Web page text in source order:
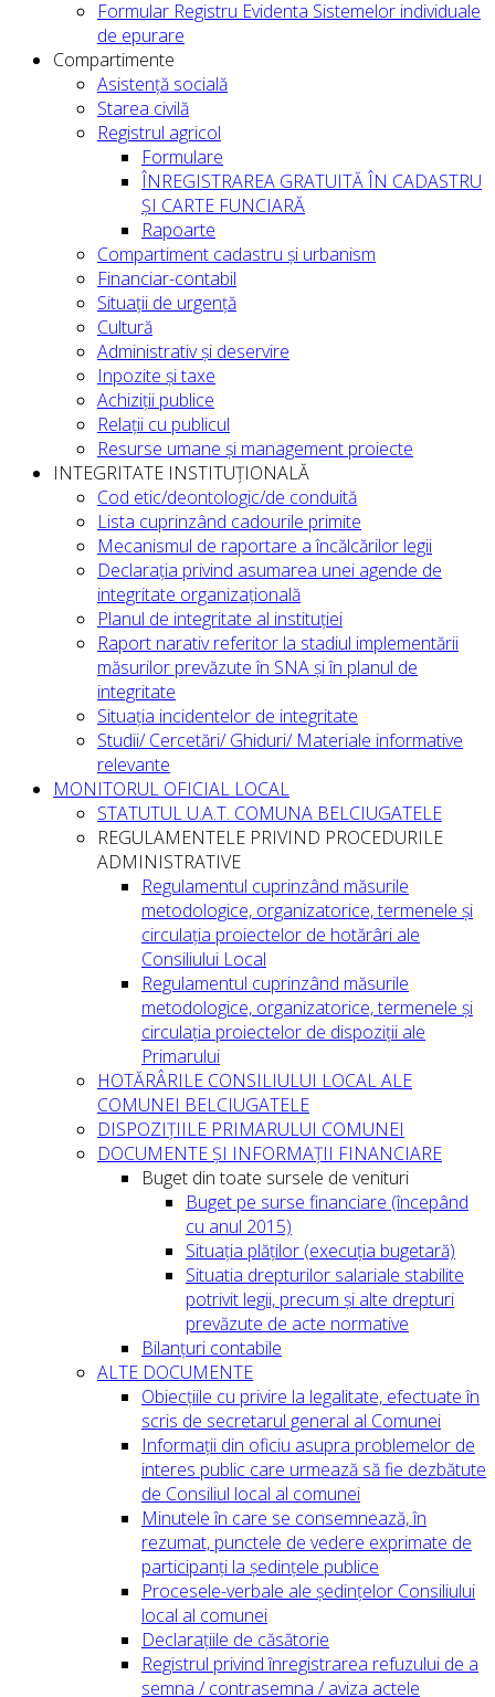
Formular Registru Evidenta Sistemelor individuale
de epurare
Compartimente
Asistență socială
Starea civilă
Registrul agricol
Formulare
ÎNREGISTRAREA GRATUITĂ ÎN CADASTRU
ȘI CARTE FUNCIARĂ
Rapoarte
Compartiment cadastru și urbanism
Financiar-contabil
Situații de urgență
Cultură
Administrativ și deservire
Inpozite și taxe
Achiziții publice
Relații cu publicul
Resurse umane și management proiecte
INTEGRITATE INSTITUȚIONALĂ
Cod etic/deontologic/de conduită
Lista cuprinzând cadourile primite
Mecanismul de raportare a încălcărilor legii
Declarația privind asumarea unei agende de
integritate organizațională
Planul de integritate al instituției
Raport narativ referitor la stadiul implementării
măsurilor prevăzute în SNA și în planul de
integritate
Situația incidentelor de integritate
Studii/ Cercetări/ Ghiduri/ Materiale informative
relevante
MONITORUL OFICIAL LOCAL
STATUTUL U.A.T. COMUNA BELCIUGATELE
REGULAMENTELE PRIVIND PROCEDURILE
ADMINISTRATIVE
Regulamentul cuprinzând măsurile
metodologice, organizatorice, termenele și
circulația proiectelor de hotărâri ale
Consiliului Local
Regulamentul cuprinzând măsurile
metodologice, organizatorice, termenele și
circulația proiectelor de dispoziții ale
Primarului
HOTĂRÂRILE CONSILIULUI LOCAL ALE
COMUNEI BELCIUGATELE
DISPOZIȚIILE PRIMARULUI COMUNEI
DOCUMENTE ȘI INFORMAȚII FINANCIARE
Buget din toate sursele de venituri
Buget pe surse financiare (începând
cu anul 2015)
Situația plăților (execuția bugetară)
Situatia drepturilor salariale stabilite
potrivit legii, precum și alte drepturi
prevăzute de acte normative
Bilanțuri contabile
ALTE DOCUMENTE
Obiecțiile cu privire la legalitate, efectuate în
scris de secretarul general al Comunei
Informații din oficiu asupra problemelor de
interes public care urmează să fie dezbătute
de Consiliul local al comunei
Minutele în care se consemnează, în
rezumat, punctele de vedere exprimate de
participanți la ședințele publice
Procesele-verbale ale ședințelor Consiliului
local al comunei
Declarațiile de căsătorie
Registrul privind înregistrarea refuzului de a
semna / contrasemna / aviza actele